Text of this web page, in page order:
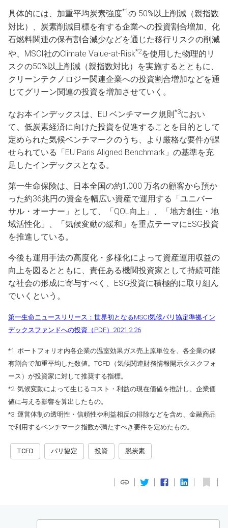
具体的には、加重平均炭素強度*1の 50%以上削減（親指数
対比）、炭素削減目標を有する企業への投資割合増加、化
石燃料関連の保有割合減少などを通じた移行リスクの削減
や、MSCI社のClimate Value-at-Risk*2を使用した物理的リ
スクの50%以上削減（親指数対比）を実施するとともに、
クリーンテクノロジー関連企業への投資割合増加などを通
じてグリーン関連の投資を増加させていく。
なお本インデックスは、EU ベンチマーク規則 *3におい
て、低炭素経済に向けた投資を促進することを目的として
定められた気候ベンチマークのうち、より厳格な要件が課
せられている「EU Paris Aligned Benchmark」の基準を充
足したインデックスとなる。
第一生命保険は、日本全国の約1,000 万名の顧客から預か
った約36兆円の資金を幅広い資産で運用する「ユニバー
サル・オーナー」として、「QOL向上」、「地方創生・地
域活性化」、「気候変動の緩和」を重点テーマにESG投資
を推進している。
今後も運用手法の高度化・多様化によって資産運用収益の
向上を図るとともに、責任ある機関投資家として持続可能
な社会の形成に寄与すべく、ESG投資に積極的に取り組ん
でいくという。
第一生命ニュースリリース：世界初となるMSCI気候パリ協定準拠イン
デックスファンドへの投資（PDF）2021.2.26
*1 ポートフォリオ内各企業の温室効果ガス売上原単位を、各企業の保
有割合で加重平均した数値。TCFD（気候関連財務情報開示タスクフォ
ース）が投資家に対して推奨する指標。
*2 気候変動によって生じるコスト・利益の現在価値を推計し、企業価
値に与える影響を算出したもの。
*3 運営体制の透明性・信頼性や利益相反の排除などを含め、金融商品
で利用するベンチマーク指数が満たすべき要件を定めたもの。
TCFD パリ協定 投資 脱炭素